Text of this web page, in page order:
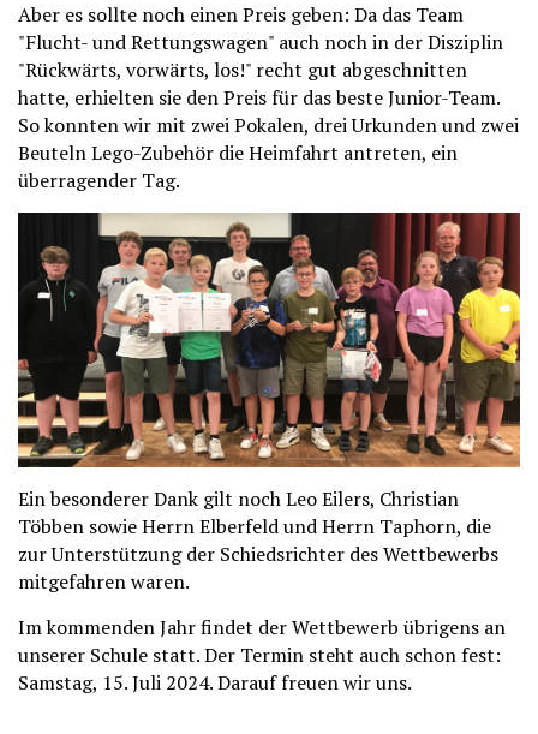
Aber es sollte noch einen Preis geben: Da das Team
"Flucht- und Rettungswagen" auch noch in der Disziplin
"Rückwärts, vorwärts, los!" recht gut abgeschnitten
hatte, erhielten sie den Preis für das beste Junior-Team.
So konnten wir mit zwei Pokalen, drei Urkunden und zwei
Beuteln Lego-Zubehör die Heimfahrt antreten, ein
überragender Tag.
Ein besonderer Dank gilt noch Leo Eilers, Christian
Többen sowie Herrn Elberfeld und Herrn Taphorn, die
zur Unterstützung der Schiedsrichter des Wettbewerbs
mitgefahren waren.
Im kommenden Jahr findet der Wettbewerb übrigens an
unserer Schule statt. Der Termin steht auch schon fest:
Samstag, 15. Juli 2024. Darauf freuen wir uns.